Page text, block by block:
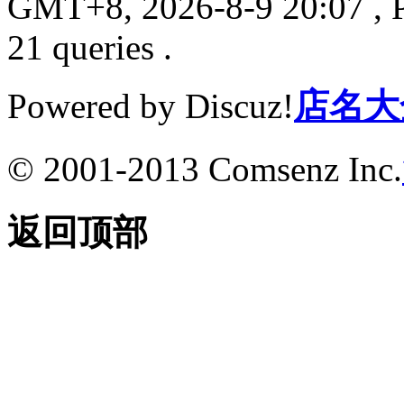
21 queries .
Powered by Discuz!店名
© 2001-2013 Comsenz Inc.
返回顶部